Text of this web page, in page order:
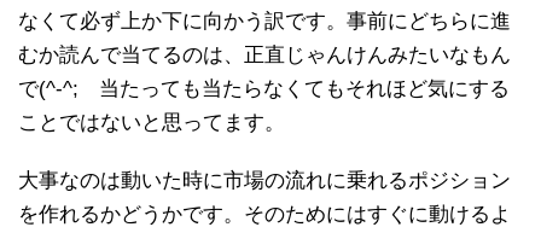
なくて必ず上か下に向かう訳です。事前にどちらに進
むか読んで当てるのは、正直じゃんけんみたいなもん
で(^-^; 当たっても当たらなくてもそれほど気にする
ことではないと思ってます。
大事なのは動いた時に市場の流れに乗れるポジション
を作れるかどうかです。そのためにはすぐに動けるよ